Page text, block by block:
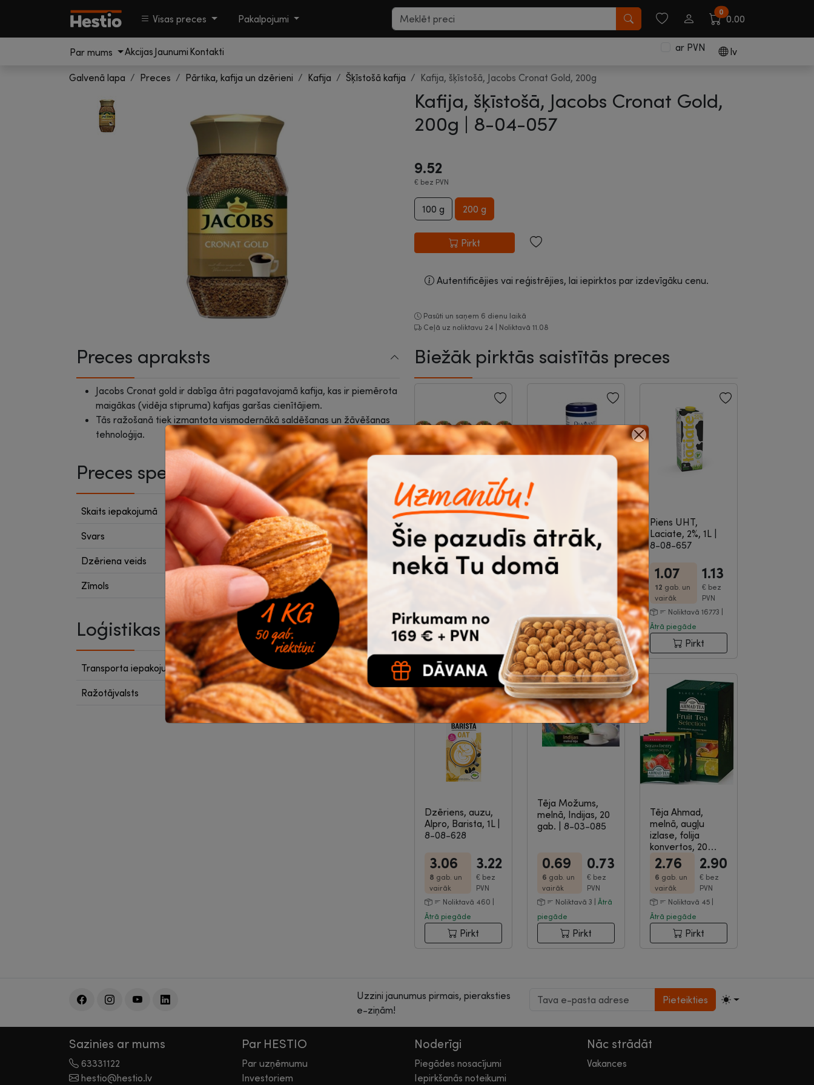
Visas preces Pakalpojumi
0
0.00
Par mums Akcijas Jaunumi Kontakti ar PVN lv
Galvenā lapa Preces Pārtika, kafija un dzērieni Kafija Šķīstošā kafija Kafija, šķīstošā, Jacobs Cronat Gold, 200g
Kafija, šķīstošā, Jacobs Cronat Gold,
200g | 8-04-057
9.52
€ bez PVN
100 g 200 g
Pirkt
Autentificējies vai reģistrējies, lai iepirktos par izdevīgāku cenu.
Pasūti un saņem 6 dienu laikā
Ceļā uz noliktavu 24 | Noliktavā 11.08
Preces apraksts
Jacobs Cronat gold ir dabīga ātri pagatavojamā kafija, kas ir piemērota
maigākas (vidēja stipruma) kafijas garšas cienītājiem.
Tās ražošanā tiek izmantota vismodernākā saldēšanas un žāvēšanas
tehnoloģija.
Preces specifikācija
Skaits iepakojumā 1 gab.
Svars 200 g
Dzēriena veids Šķīstošā kafija
Zīmols Jacobs
Loģistikas dati
Transporta iepakojumā 6
Ražotājvalsts Eiropas savienība
Biežāk pirktās saistītās preces
Ciba 10%, porcijās,
10g x 10gab.|8-
08-030
0.45 0.50
Ātrā piegāde
Pirkt
Diamant, 650
tabl.|8-07-009
Ātrā piegāde
Pirkt
Piens UHT,
Laciate, 2%, 1L
8-08-657
1.07
12 gab. un
vairāk
1.13
€ bez
PVN
Noliktavā 16773 |
Ātrā piegāde
Pirkt
Dzēriens, auzu,
Alpro, Barista, 1L
8-08-628
3.06
8 gab. un
vairāk
3.22
€ bez
PVN
Noliktavā 460 |
Ātrā piegāde
Pirkt
Tēja Možums,
melnā, Indijas, 20
gab.
8-03-085
0.69
6 gab. un
vairāk
0.73
€ bez
PVN
Noliktavā 3 | Ātrā
piegāde
Pirkt
Tēja Ahmad,
melnā, augļu
izlase, folija
konvertos, 20
gab.|8-03-210
2.76
6 gab. un
vairāk
2.90
€ bez
PVN
Noliktavā 45 |
Ātrā piegāde
Pirkt
Uzzini jaunumus pirmais, pieraksties
e-ziņām!
Pieteikties
Sazinies ar mums
63331122
hestio@hestio.lv
Par HESTIO
Par uzņēmumu
Investoriem
Noderīgi
Piegādes nosacījumi
Iepirkšanās noteikumi
Nāc strādāt
Vakances